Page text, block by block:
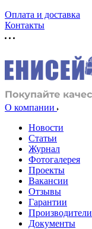
Оплата и доставка
Контакты
О компании
Новости
Статьи
Журнал
Фотогалерея
Проекты
Вакансии
Отзывы
Гарантии
Производители
Документы